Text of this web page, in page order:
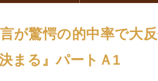
が驚愕の的中率で大
まる』パートＡ1